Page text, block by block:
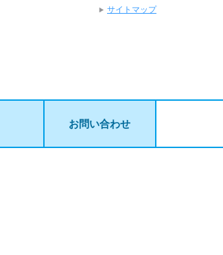
お問い合わせ
サイトマップ